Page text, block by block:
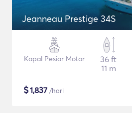
Jeanneau Prestige 34S
Kapal Pesiar Motor
36 ft
11 m
$1,837 /hari